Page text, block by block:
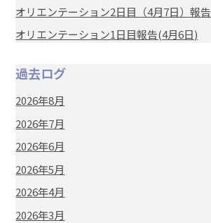
オリエンテーション2日目（4月7日）報告
オリエンテーション1日目報告(4月6日)
過去ログ
2026年8月
2026年7月
2026年6月
2026年5月
2026年4月
2026年3月